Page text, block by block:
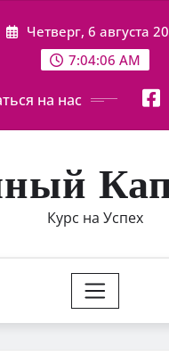
Четверг, 6 августа
7:04:07 AM
на нас
Курс на Успех